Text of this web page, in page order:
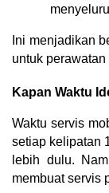
Ini menjadikan
untuk
Kapan Waktu
Waktu servis
setiap kelipatan
lebih dulu.
membuat servis